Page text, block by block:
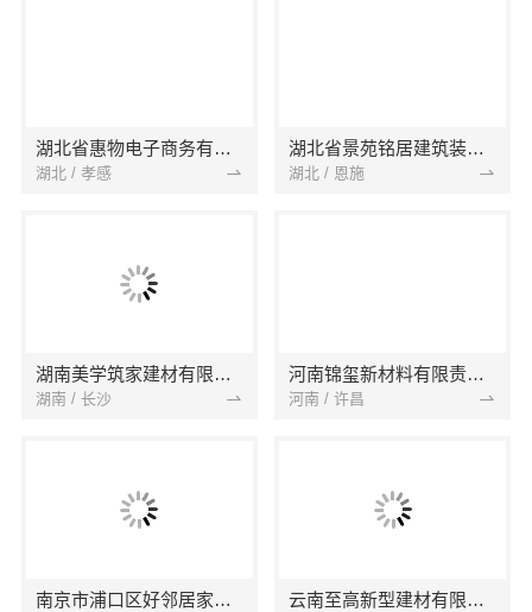
湖北省惠物电子商务有限公司
湖北 / 孝感
湖北省景苑铭居建筑装饰有限公司
湖北 / 恩施
湖南美学筑家建材有限公司
湖南 / 长沙
河南锦玺新材料有限责任公司
河南 / 许昌
南京市浦口区好邻居家政服务中心 云南至高新型建材有限公司